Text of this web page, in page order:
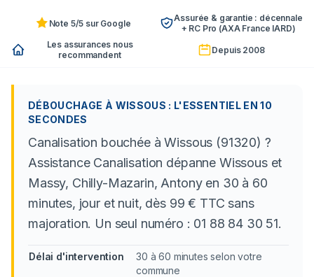
Note 5/5 sur Google
Assurée & garantie : décennale
+ RC Pro (AXA France IARD)
Les assurances nous
recommandent
Depuis 2008
DÉBOUCHAGE À WISSOUS : L'ESSENTIEL EN 10
SECONDES
Canalisation bouchée à Wissous (91320) ?
Assistance Canalisation dépanne Wissous et
Massy, Chilly-Mazarin, Antony en 30 à 60
minutes, jour et nuit, dès 99 € TTC sans
majoration. Un seul numéro : 01 88 84 30 51.
Délai d'intervention
30 à 60 minutes selon votre
commune